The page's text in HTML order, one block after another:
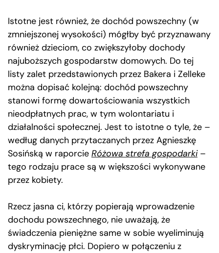
Istotne jest również, że dochód powszechny (w
zmniejszonej wysokości) mógłby być przyznawany
również dzieciom, co zwiększyłoby dochody
najuboższych gospodarstw domowych. Do tej
listy zalet przedstawionych przez Bakera i Zelleke
można dopisać kolejną: dochód powszechny
stanowi formę dowartościowania wszystkich
nieodpłatnych prac, w tym wolontariatu i
działalności społecznej. Jest to istotne o tyle, że –
według danych przytaczanych przez Agnieszkę
Sosińską w raporcie Różowa strefa gospodarki–
tego rodzaju prace są w większości wykonywane
przez kobiety.
Rzecz jasna ci, którzy popierają wprowadzenie
dochodu powszechnego, nie uważają, że
świadczenia pieniężne same w sobie wyeliminują
dyskryminację płci. Dopiero w połączeniu z